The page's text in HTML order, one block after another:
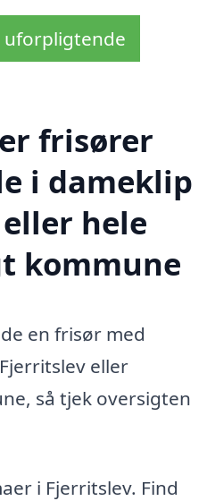
uforpligtende
frisører
i dameklip
hele
kommune
en frisør med
eller
så tjek oversigten
i Fjerritslev. Find